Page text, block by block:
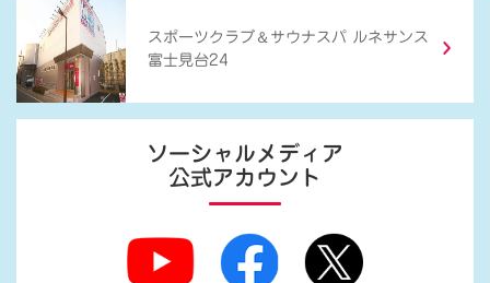
スポーツクラブ ＆ サウナスパ ルネサンス
富士見台24
ソーシャルメディア
公式アカウント